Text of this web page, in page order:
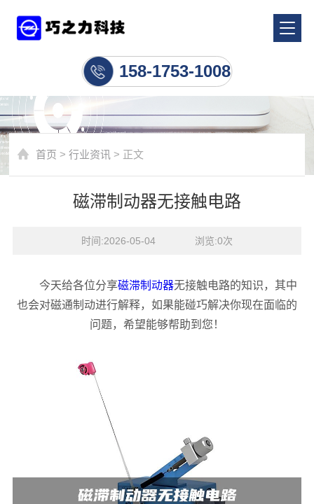
158-1753-1008
首页 >行业资讯 > 正文
磁滞制动器无接触电路
时间:2026-05-04    浏览:0次
今天给各位分享磁滞制动器无接触电路的知识，其中
也会对磁通制动进行解释，如果能碰巧解决你现在面临的
问题，希望能够帮助到您！